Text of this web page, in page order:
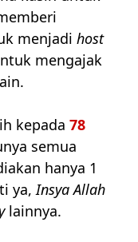
menjadihost
mengajak
kepada 78
semua
hanya 1
ya, Insya Allah
lainnya.